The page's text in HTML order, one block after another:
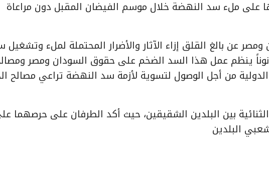
على ملء سد النهضة خلال موسم الفيضان المقبل دون مراعاة
عن بالغ القلق إزاء الآثار والأضرار المحتملة لملء وتشغيل
ينظم عمل هذا السد الضخم على حقوق السودان ومصر
من أجل الوصول لتسوية لأزمة سد النهضة تراعي مصالح
بين البلدين الشقيقين، حيث أكد الطرفان على حرصهما
البلدين